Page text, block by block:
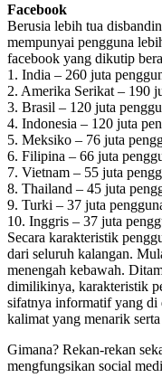
Facebook
Berusia lebih tua
mempunyai pengguna
facebook yang dikutip
1. India – 260 juta
2. Amerika Serikat – 190
3. Brasil – 120 juta
4. Indonesia – 120 juta
5. Meksiko – 76 juta
6. Filipina – 66 juta
7. Vietnam – 55 juta
8. Thailand – 45 juta
9. Turki – 37 juta
10. Inggris – 37 juta
Secara karakteristik
dari seluruh kalangan.
menengah kebawah.
dimilikinya, karakteristik
sifatnya informatif yang di
kalimat yang menarik
Gimana? Rekan-rekan
mengfungsikan social